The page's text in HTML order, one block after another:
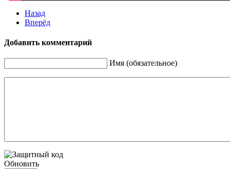
Назад
Вперёд
Добавить комментарий
Имя (обязательное)
Обновить